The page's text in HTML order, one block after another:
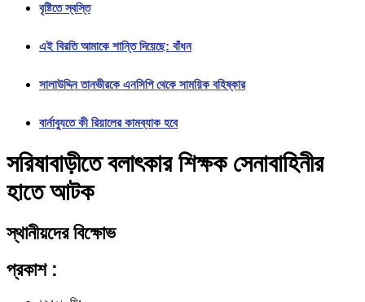
বৃষ্টিতে স্বস্তি
এই বিরতি আমাকে শান্তি দিয়েছে: বাঁধন
সালাউদ্দিন তানভীরকে এনসিপি থেকে সাময়িক বহিষ্কার
বার্নাব্যুতে কী রিয়ালের কামব্যাক হবে
সরিষাবাড়ীতে বলাৎকার শিক্ষক সেনাবাহিনীর
হাতে আটক
স্থানীয়দের বিক্ষোভ
প্রকাশ :